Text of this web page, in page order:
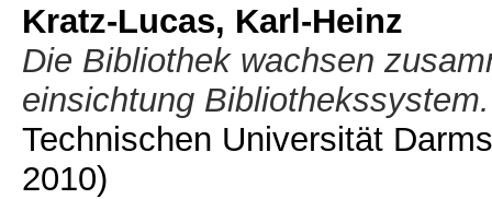
Kratz-Lucas, Karl-Heinz
Die Bibliothek wachsen
einsichtung Bibliothekssystem.
Technischen Universität
2010)